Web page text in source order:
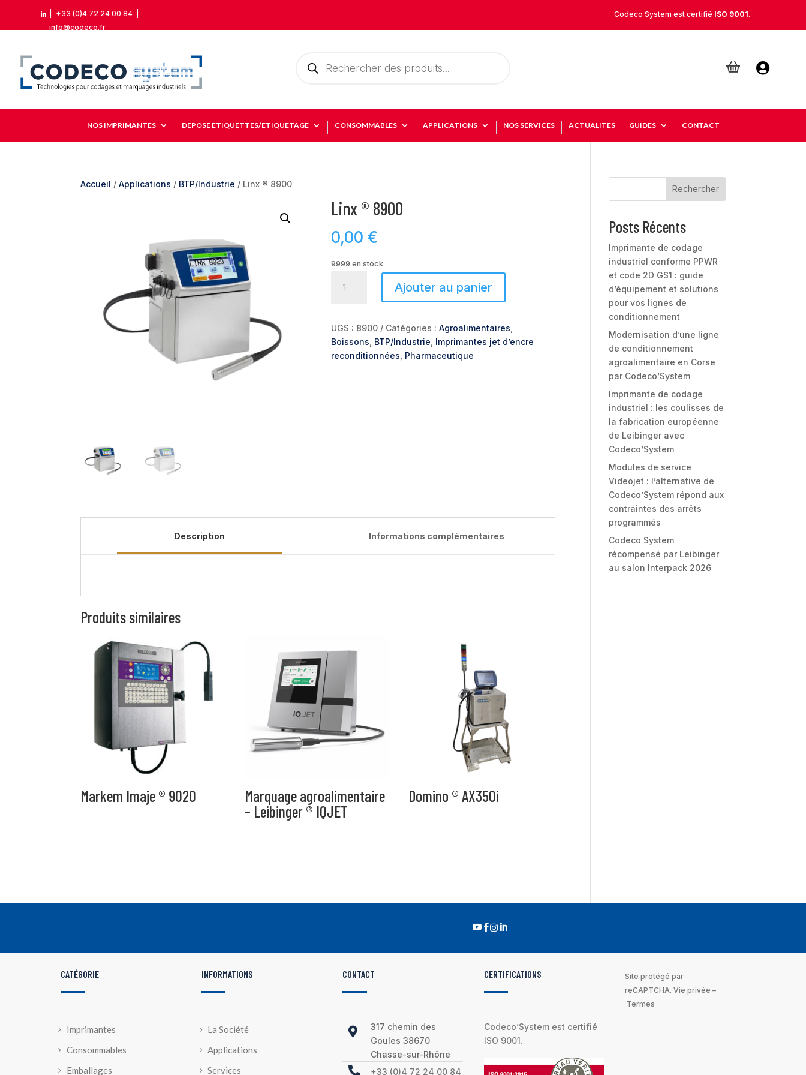
 +33 (0)4 72 24 00 84
info@codeco.fr
Codeco System est certifié ISO 9001.
produits

NOS IMPRIMANTES DEPOSE ETIQUETTES/ETIQUETAGE CONSOMMABLES APPLICATIONS NOS SERVICES ACTUALITES GUIDES CONTACT
Accueil /Applications / BTP/Industrie / Linx ® 8900
Linx ® 8900
0,00 €
9999 en stock
®
8900
Ajouter au panier
UGS : 8900 Catégories : Agroalimentaires
Boissons BTP/Industrie Imprimantes jet d’encre
reconditionnées Pharmaceutique
Description Informations complémentaires
Produits similaires
Markem Imaje ® 9020
Marquage agroalimentaire
– Leibinger ® IQJET
Domino ® AX350i
Rechercher
Posts Récents
Imprimante de codage
industriel conforme PPWR
et code 2D GS1 : guide
d’équipement et solutions
pour vos lignes de
conditionnement
Modernisation d’une ligne
de conditionnement
agroalimentaire en Corse
par Codeco’System
Imprimante de codage
industriel : les coulisses de
la fabrication européenne
de Leibinger avec
Codeco’System
Modules de service
Videojet : l’alternative de
Codeco’System répond aux
contraintes des arrêts
programmés
Codeco System
récompensé par Leibinger
au salon Interpack 2026
 
CATÉGORIE
Imprimantes
Consommables
Emballages
INFORMATIONS
La Société
Applications
Services
CONTACT

317 chemin des
Goules 38670
Chasse-sur-Rhône
 +33 (0)4 72 24 00 84
CERTIFICATIONS
Codeco’System est certifié
ISO 9001.
Site protégé par
reCAPTCHA.Vie privée –
Termes